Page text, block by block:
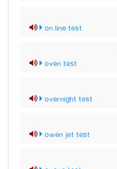
on line test
oven test
overnight test
owen jet test